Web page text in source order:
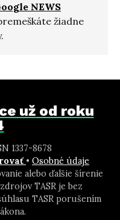
NEWS
žiadne
už od roku
1337-8678
• Osobné údaje
alebo ďalšie šírenie
TASR je bez
TASR porušením